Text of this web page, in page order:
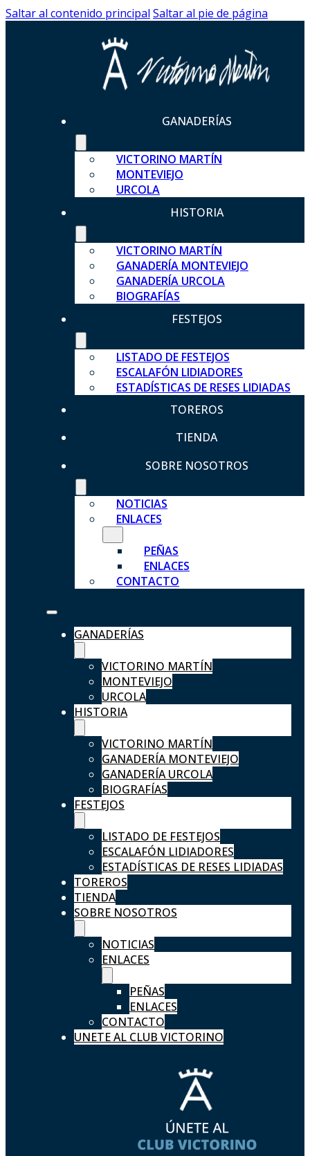
Saltar al contenido principal Saltar al pie de página
GANADERÍAS
VICTORINO MARTÍN
MONTEVIEJO
URCOLA
HISTORIA
VICTORINO MARTÍN
GANADERÍA MONTEVIEJO
GANADERÍA URCOLA
BIOGRAFÍAS
FESTEJOS
LISTADO DE FESTEJOS
ESCALAFÓN LIDIADORES
ESTADÍSTICAS DE RESES LIDIADAS
TOREROS
TIENDA
SOBRE NOSOTROS
NOTICIAS
ENLACES
PEÑAS
ENLACES
CONTACTO
GANADERÍAS
VICTORINO MARTÍN
MONTEVIEJO
URCOLA
HISTORIA
VICTORINO MARTÍN
GANADERÍA MONTEVIEJO
GANADERÍA URCOLA
BIOGRAFÍAS
FESTEJOS
LISTADO DE FESTEJOS
ESCALAFÓN LIDIADORES
ESTADÍSTICAS DE RESES LIDIADAS
TOREROS
TIENDA
SOBRE NOSOTROS
NOTICIAS
ENLACES
PEÑAS
ENLACES
CONTACTO
UNETE AL CLUB VICTORINO